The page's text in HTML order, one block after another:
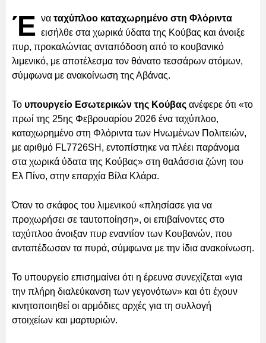
Έ να ταχύπλοο καταχωρημένο στη Φλόριντα
εισήλθε στα χωρικά ύδατα της Κούβας και άνοιξε
πυρ, προκαλώντας ανταπόδοση από το κουβανικό
λιμενικό, με αποτέλεσμα τον θάνατο τεσσάρων ατόμων,
σύμφωνα με ανακοίνωση της Αβάνας.
Το υπουργείο Εσωτερικών της Κούβας ανέφερε ότι «το
πρωί της 25ης Φεβρουαρίου 2026 ένα ταχύπλοο,
καταχωρημένο στη Φλόριντα των Ηνωμένων Πολιτειών,
με αριθμό FL7726SH, εντοπίστηκε να πλέει παράνομα
στα χωρικά ύδατα της Κούβας» στη θαλάσσια ζώνη του
Ελ Πίνο, στην επαρχία Βίλα Κλάρα.
Όταν το σκάφος του λιμενικού «πλησίασε για να
προχωρήσει σε ταυτοποίηση», οι επιβαίνοντες στο
ταχύπλοο άνοιξαν πυρ εναντίον των Κουβανών, που
ανταπέδωσαν τα πυρά, σύμφωνα με την ίδια ανακοίνωση.
Το υπουργείο επισημαίνει ότι η έρευνα συνεχίζεται «για
την πλήρη διαλεύκανση των γεγονότων» και ότι έχουν
κινητοποιηθεί οι αρμόδιες αρχές για τη συλλογή
στοιχείων και μαρτυριών.